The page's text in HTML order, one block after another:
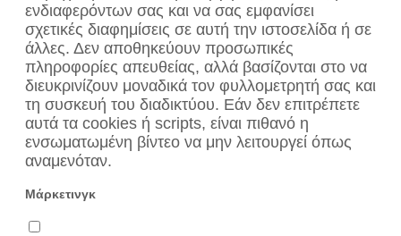
ενδιαφερόντων σας και να σας εμφανίσει
σχετικές διαφημίσεις σε αυτή την ιστοσελίδα ή σε
άλλες. Δεν αποθηκεύουν προσωπικές
πληροφορίες απευθείας, αλλά βασίζονται στο να
διευκρινίζουν μοναδικά τον φυλλομετρητή σας και
τη συσκευή του διαδικτύου. Εάν δεν επιτρέπετε
αυτά τα cookies ή scripts, είναι πιθανό η
ενσωματωμένη βίντεο να μην λειτουργεί όπως
αναμενόταν.
Μάρκετινγκ